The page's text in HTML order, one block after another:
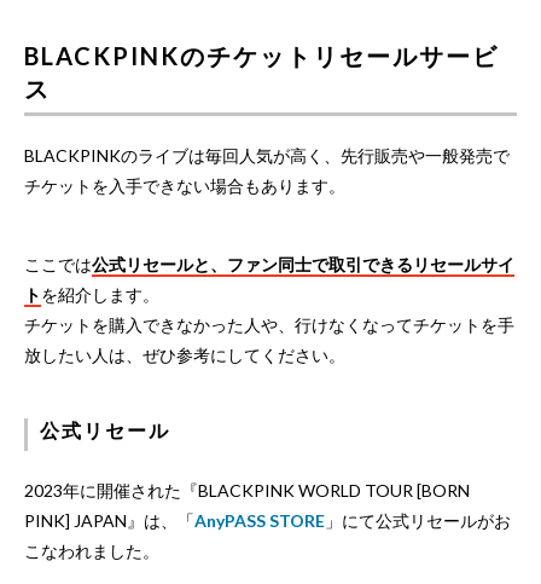
BLACKPINKのチケットリセールサービ
ス
BLACKPINKのライブは毎回人気が高く、先行販売や一般発売で
チケットを入手できない場合もあります。
ここでは公式リセールと、ファン同士で取引できるリセールサイ
トを紹介します。
チケットを購入できなかった人や、行けなくなってチケットを手
放したい人は、ぜひ参考にしてください。
公式リセール
2023年に開催された『BLACKPINK WORLD TOUR [BORN
PINK] JAPAN』は、「AnyPASS STORE 」にて公式リセールがお
こなわれました。